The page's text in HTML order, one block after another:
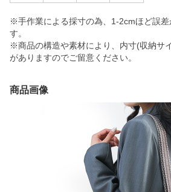
※手作業による採寸の為、1-2cmほど誤差
す。
※商品の構造や素材により、内寸(収納サ
がありますのでご留意ください。
商品画像